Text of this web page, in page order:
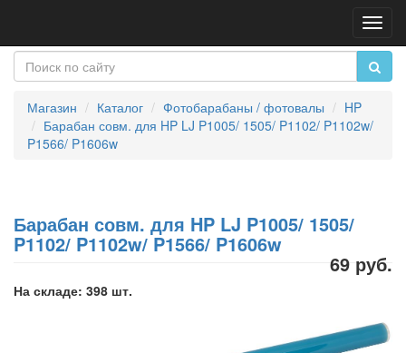
Магазин Каталог Фотобарабаны / фотовалы
HP
Барабан совм. для HP LJ P1005/ 1505/ P1102/ P1102w/
P1566/ P1606w
Барабан совм. для HP LJ P1005/ 1505/
P1102/ P1102w/ P1566/ P1606w
69 руб.
На складе: 398 шт.